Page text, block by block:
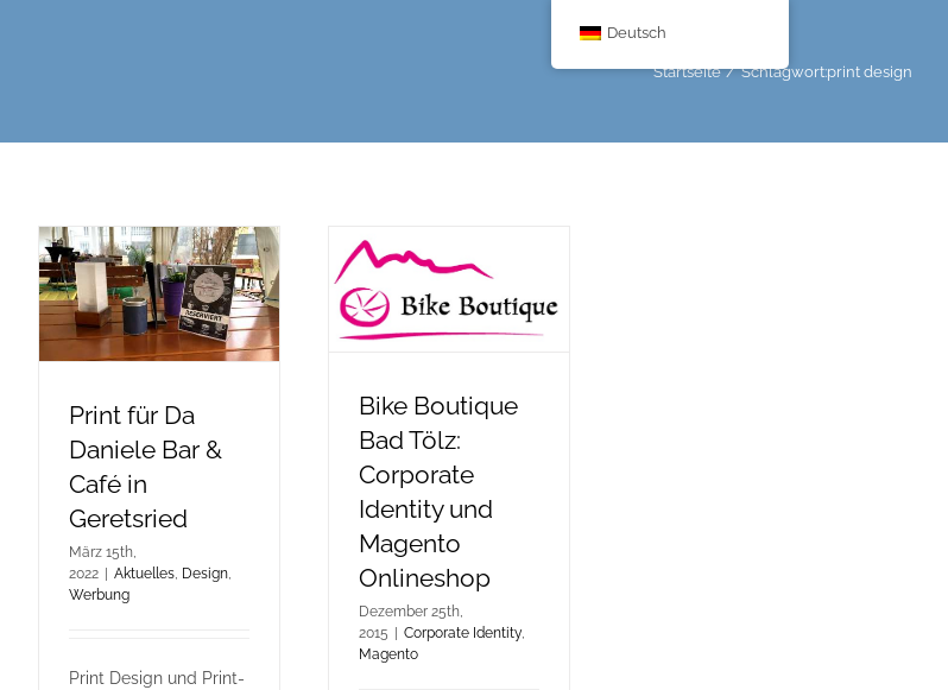
Startseite Schlagwort:print design
Print für Da Daniele Bar
& Café in Geretsried
Print für Da
Daniele Bar &
Café in
Geretsried
März 15th,
2022
Aktuelles, Design,
Werbung
Print Design und Print-
Bike Boutique Bad
und Magento
Bike Boutique
Bad Tölz:
Corporate
Identity und
Magento
Onlineshop
Dezember 25th,
2015
Corporate Identity,
Magento
Deutsch